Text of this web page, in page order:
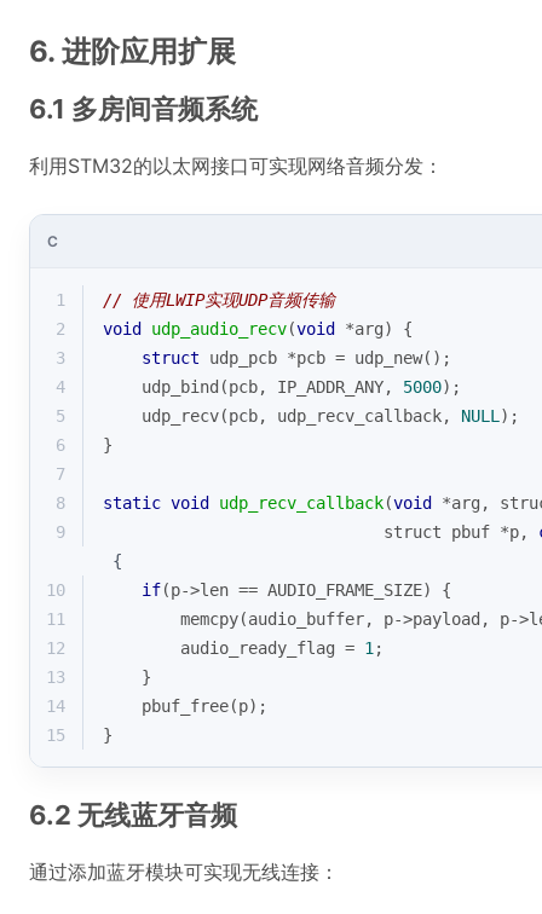
6. 进阶应用扩展
6.1 多房间音频系统
利用STM32的以太网接口可实现网络音频分发：
C
1
// 使用LWIP实现UDP音频传输
2
void udp_audio_recv(void *arg)
{
3
struct udp_pcb *pcb = udp_new();
4
    udp_bind(pcb, IP_ADDR_ANY,
5000);
5
    udp_recv(pcb, udp_recv_callback,
NULL );
6
}
7
8
static void udp_recv_callback(void
*arg,
9
                             struct pbuf *p,
{
10
if(p->len == AUDIO_FRAME_SIZE) {
11
memcpy(audio_buffer, p->payload, p-
12
        audio_ready_flag =
1 ;
13
    }
14
    pbuf_free(p);
15
}
6.2 无线蓝牙音频
通过添加蓝牙模块可实现无线连接：